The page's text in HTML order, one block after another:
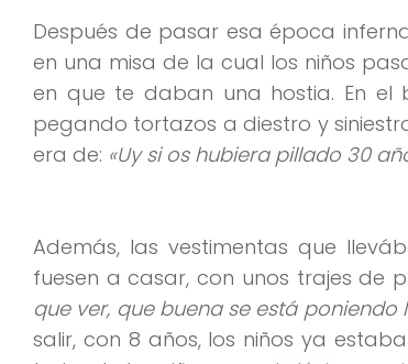
Después de pasar esa época
en una misa de la cual los niños
en que te daban una hostia. En el
pegando tortazos a diestro y
era de: «Uy si os hubiera pillado 30
Además, las vestimentas que
fuesen a casar, con unos trajes de
que ver, que buena se está poniendo
salir, con 8 años, los niños ya